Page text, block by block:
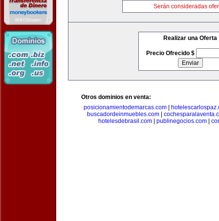
Serán consideradas
Realizar una Oferta
Precio Ofrecido $
Otros dominios en venta:
posicionamientodemarcas.com|
buscadordeinmuebles.com
hotelesdebrasil.com
publinegocios.com